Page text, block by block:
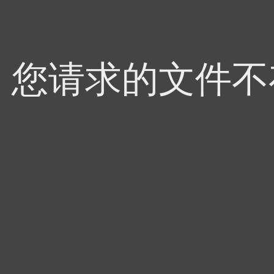
您请求的文件